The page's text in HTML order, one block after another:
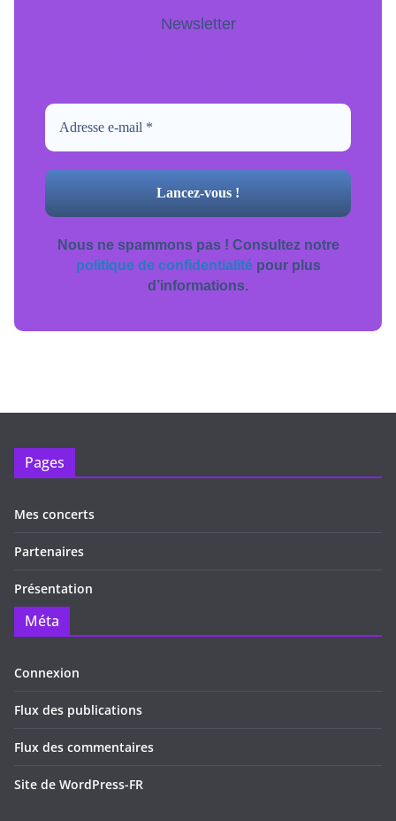
Newsletter
Nous ne spammons pas ! Consultez notre
politique de confidentialitépour plus
d’informations.
Pages
Mes concerts
Partenaires
Présentation
Méta
Connexion
Flux des publications
Flux des commentaires
Site de WordPress-FR